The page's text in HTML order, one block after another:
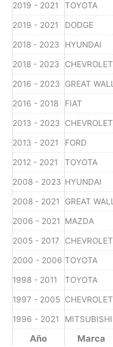
Año Marca
2019 - 2021 TOYOTA
2019 - 2021 DODGE
2018 - 2023 HYUNDAI
2018 - 2023 CHEVROLET
2016 - 2023 GREAT WALL
2016 - 2018 FIAT
2013 - 2023 CHEVROLET
2013 - 2021 FORD
2012 - 2021 TOYOTA
2008 - 2023 HYUNDAI
2008 - 2021 GREAT WALL
2006 - 2021 MAZDA
2005 - 2017 CHEVROLET
2000 - 2006 TOYOTA
1998 - 2011 TOYOTA
1997 - 2005 CHEVROLET
1996 - 2021 MITSUBISHI